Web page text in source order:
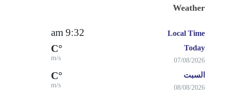
Weather
Local Time
9:32 am
Today
07/08/2026
°C
m/s
السبت
08/08/2026
°C
m/s